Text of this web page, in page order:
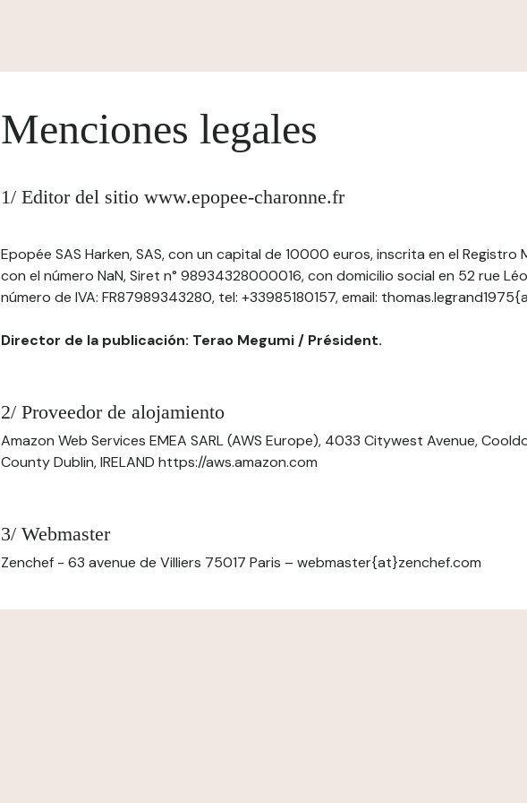
Menciones legales
1/ Editor del sitio www.epopee-charonne.fr
Epopée SAS Harken, SAS, con un capital de 10000 euros, inscrita en el Registro
con el número NaN, Siret n° 98934328000016, con domicilio social en 52 rue
número de IVA: FR87989343280, tel: +33985180157, email:
Director de la publicación: Terao Megumi / Président.
2/ Proveedor de alojamiento
Amazon Web Services EMEA SARL (AWS Europe), 4033 Citywest Avenue,
County Dublin, IRELAND https://aws.amazon.com
3/ Webmaster
Zenchef - 63 avenue de Villiers 75017 Paris – webmaster{at}zenchef.com